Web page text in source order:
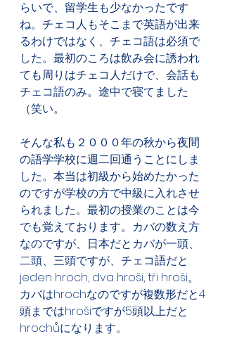
らいで、留学生も少なかったです
ね。チェコ人もそこまで英語が出来
るわけではなく、チェコ語は必須で
した。最初のころは飲み会に誘われ
ても周りはチェコ人だけで、会話も
チェコ語のみ。途中で寝てました
（笑い。
そんな私も２０００年の秋から夜間
の語学学校に週二回通うことにしま
した。本当は初級から始めたかった
のですが学校の方で中級に入れさせ
られました。最初の授業のことは今
でも覚えております。カバの数え方
なのですが、日本だとカバが一頭、
二頭、三頭ですが、チェコ語だと
jeden hroch, dva hroši, tři hroši。
カバはhrochなのですが複数形だと4
頭まではhrošiですが5頭以上だと
hrochůになります。